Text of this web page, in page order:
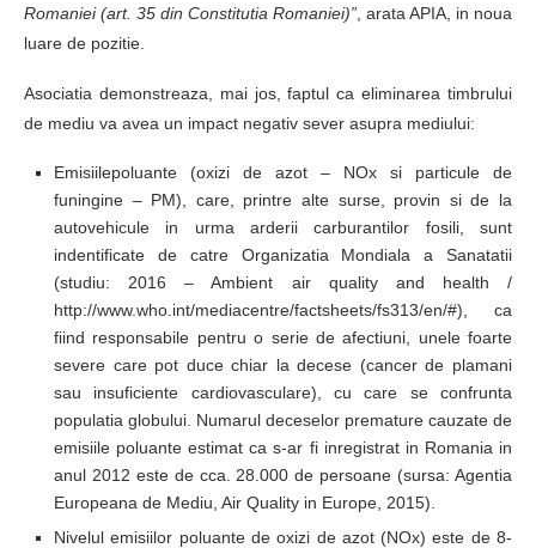
Romaniei (art. 35 din Constitutia Romaniei)” , arata APIA, in noua
luare de pozitie.
Asociatia demonstreaza, mai jos, faptul ca eliminarea timbrului
de mediu va avea un impact negativ sever asupra mediului:
Emisiilepoluante (oxizi de azot – NOx si particule de
funingine – PM), care, printre alte surse, provin si de la
autovehicule in urma arderii carburantilor fosili, sunt
indentificate de catre Organizatia Mondiala a Sanatatii
(studiu: 2016 – Ambient air quality and health /
http://www.who.int/mediacentre/factsheets/fs313/en/#), ca
fiind responsabile pentru o serie de afectiuni, unele foarte
severe care pot duce chiar la decese (cancer de plamani
sau insuficiente cardiovasculare), cu care se confrunta
populatia globului. Numarul deceselor premature cauzate de
emisiile poluante estimat ca s-ar fi inregistrat in Romania in
anul 2012 este de cca. 28.000 de persoane (sursa: Agentia
Europeana de Mediu, Air Quality in Europe, 2015).
Nivelul emisiilor poluante de oxizi de azot (NOx) este de 8-